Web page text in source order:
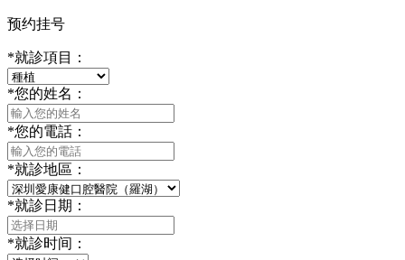
预约挂号
*就診項目：
*您的姓名：
*您的電話：
*就診地區：
*就診日期：
*就診时间：